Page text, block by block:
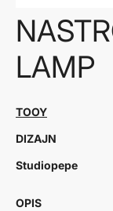
LAMP
TOOY
DIZAJN
Studiopepe
OPIS